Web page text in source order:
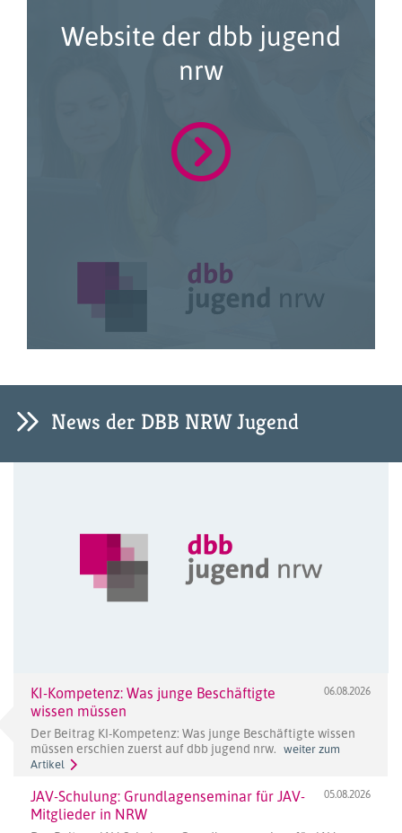
Website der dbb jugend
nrw
News der DBB NRW Jugend
06.08.2026
KI-Kompetenz: Was junge Beschäftigte
wissen müssen
Der Beitrag KI-Kompetenz: Was junge Beschäftigte wissen
müssen erschien zuerst auf dbb jugend nrw. weiter zum
Artikel
05.08.2026
JAV-Schulung: Grundlagenseminar für JAV-
Mitglieder in NRW